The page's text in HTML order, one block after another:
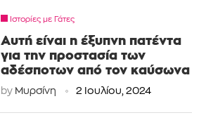
Ιστορίες με Γάτες
Αυτή είναι η έξυπνη πατέντα
για την προστασία των
αδέσποτων από τον καύσωνα
by Μυρσίνη 2 Ιουλίου, 2024